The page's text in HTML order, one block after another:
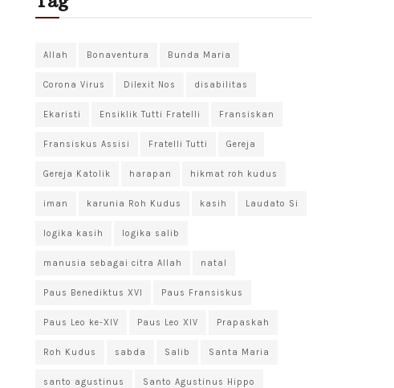
Allah Bonaventura Bunda Maria
Corona Virus Dilexit Nos disabilitas
Ekaristi Ensiklik Tutti Fratelli Fransiskan
Fransiskus Assisi Fratelli Tutti Gereja
Gereja Katolik harapan hikmat roh kudus
iman karunia Roh Kudus kasih Laudato Si
logika kasih logika salib
manusia sebagai citra Allah natal
Paus Benediktus XVI Paus Fransiskus
Paus Leo ke-XIV Paus Leo XIV Prapaskah
Roh Kudus sabda Salib Santa Maria
santo agustinus Santo Agustinus Hippo